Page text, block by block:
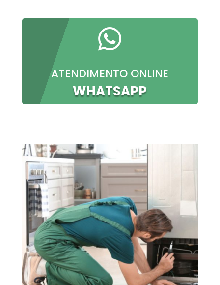

ATENDIMENTO ONLINE
WHATSAPP